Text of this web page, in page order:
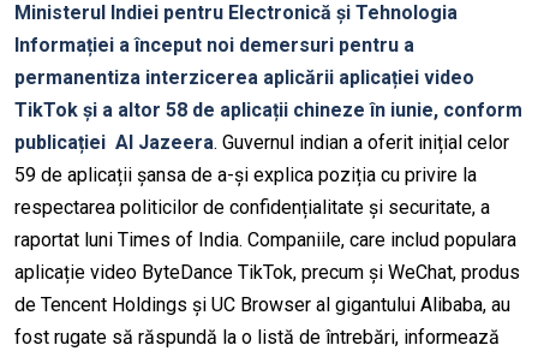
Ministerul Indiei pentru Electronică și Tehnologia
Informației a început noi demersuri pentru a
permanentiza interzicerea aplicării aplicației video
TikTok și a altor 58 de aplicații chineze în iunie, conform
publicației Al Jazeera. Guvernul indian a oferit inițial celor
59 de aplicații șansa de a-și explica poziția cu privire la
respectarea politicilor de confidențialitate și securitate, a
raportat luni Times of India. Companiile, care includ populara
aplicație video ByteDance TikTok, precum și WeChat, produs
de Tencent Holdings și UC Browser al gigantului Alibaba, au
fost rugate să răspundă la o listă de întrebări, informează